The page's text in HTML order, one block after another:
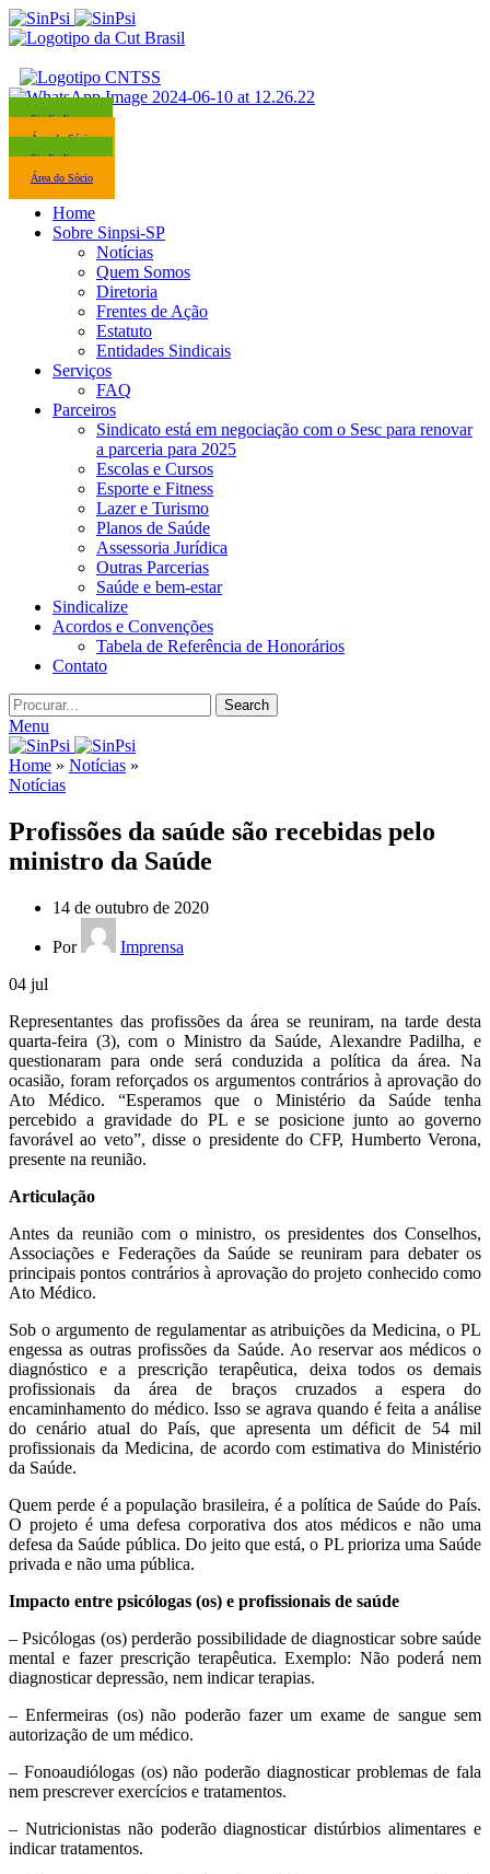
Sindicalize-se
Área do Sócio
Sindicalize-se
Área do Sócio
Home
Sobre Sinpsi-SP
Notícias
Quem Somos
Diretoria
Frentes de Ação
Estatuto
Entidades Sindicais
Serviços
FAQ
Parceiros
Sindicato está em negociação com o Sesc para renovar
a parceria para 2025
Escolas e Cursos
Esporte e Fitness
Lazer e Turismo
Planos de Saúde
Assessoria Jurídica
Outras Parcerias
Saúde e bem-estar
Sindicalize
Acordos e Convenções
Tabela de Referência de Honorários
Contato
Search
Menu
Home » Notícias »
Notícias
Profissões da saúde são recebidas pelo
ministro da Saúde
14 de outubro de 2020
Por
Imprensa
04 jul
Representantes das profissões da área se reuniram, na tarde desta
quarta-feira (3), com o Ministro da Saúde, Alexandre Padilha, e
questionaram para onde será conduzida a política da área. Na
ocasião, foram reforçados os argumentos contrários à aprovação do
Ato Médico. “Esperamos que o Ministério da Saúde tenha
percebido a gravidade do PL e se posicione junto ao governo
favorável ao veto”, disse o presidente do CFP, Humberto Verona,
presente na reunião.
Articulação
Antes da reunião com o ministro, os presidentes dos Conselhos,
Associações e Federações da Saúde se reuniram para debater os
principais pontos contrários à aprovação do projeto conhecido como
Ato Médico.
Sob o argumento de regulamentar as atribuições da Medicina, o PL
engessa as outras profissões da Saúde. Ao reservar aos médicos o
diagnóstico e a prescrição terapêutica, deixa todos os demais
profissionais da área de braços cruzados a espera do
encaminhamento do médico. Isso se agrava quando é feita a análise
do cenário atual do País, que apresenta um déficit de 54 mil
profissionais da Medicina, de acordo com estimativa do Ministério
da Saúde.
Quem perde é a população brasileira, é a política de Saúde do País.
O projeto é uma defesa corporativa dos atos médicos e não uma
defesa da Saúde pública. Do jeito que está, o PL prioriza uma Saúde
privada e não uma pública.
Impacto entre psicólogas (os) e profissionais de saúde
– Psicólogas (os) perderão possibilidade de diagnosticar sobre saúde
mental e fazer prescrição terapêutica. Exemplo: Não poderá nem
diagnosticar depressão, nem indicar terapias.
– Enfermeiras (os) não poderão fazer um exame de sangue sem
autorização de um médico.
– Fonoaudiólogas (os) não poderão diagnosticar problemas de fala
nem prescrever exercícios e tratamentos.
– Nutricionistas não poderão diagnosticar distúrbios alimentares e
indicar tratamentos.